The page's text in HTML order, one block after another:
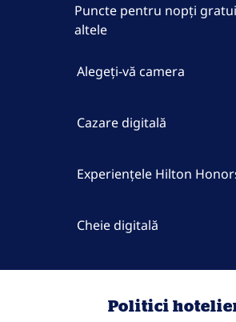
Puncte pentru nopți
altele
Alegeți-vă camera
Cazare digitală
Experiențele Hilton
Cheie digitală
Politici